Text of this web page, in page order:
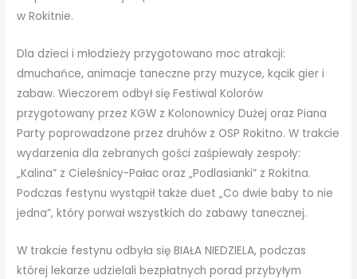
w Rokitnie.
Dla dzieci i młodzieży przygotowano moc atrakcji:
dmuchańce, animacje taneczne przy muzyce, kącik gier i
zabaw. Wieczorem odbył się Festiwal Kolorów
przygotowany przez KGW z Kolonownicy Dużej oraz Piana
Party poprowadzone przez druhów z OSP Rokitno. W trakcie
wydarzenia dla zebranych gości zaśpiewały zespoły:
„Kalina” z Cieleśnicy-Pałac oraz „Podlasianki” z Rokitna.
Podczas festynu wystąpił także duet „Co dwie baby to nie
jedna”, który porwał wszystkich do zabawy tanecznej.
W trakcie festynu odbyła się BIAŁA NIEDZIELA, podczas
której lekarze udzielali bezpłatnych porad przybyłym